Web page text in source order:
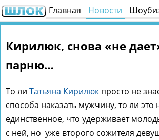
Главная Новости
Кирилюк, снова «не
парню…
То ли Татьяна Кирилюк просто не
способа наказать мужчину, то ли
единственное, что удерживает
с ней, но уже второго сожителя